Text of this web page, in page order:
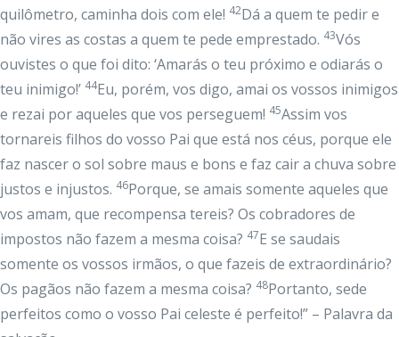
quilômetro, caminha dois com ele! 42Dá a quem te pedir e
não vires as costas a quem te pede emprestado. 43Vós
ouvistes o que foi dito: ‘Amarás o teu próximo e odiarás o
teu inimigo!’ 44Eu, porém, vos digo, amai os vossos inimigos
e rezai por aqueles que vos perseguem! 45Assim vos
tornareis filhos do vosso Pai que está nos céus, porque ele
faz nascer o sol sobre maus e bons e faz cair a chuva sobre
justos e injustos. 46Porque, se amais somente aqueles que
vos amam, que recompensa tereis? Os cobradores de
impostos não fazem a mesma coisa? 47E se saudais
somente os vossos irmãos, o que fazeis de extraordinário?
Os pagãos não fazem a mesma coisa? 48Portanto, sede
perfeitos como o vosso Pai celeste é perfeito!” – Palavra da